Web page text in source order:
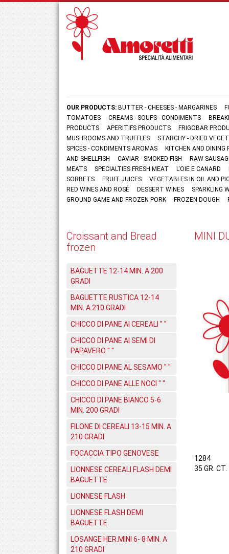
OUR PRODUCTS: BUTTER - CHEESES - MARGARINES
TOMATOES
CREAMS - SOUPS - CONDIMENTS
PRODUCTS
APERITIFS PRODUCTS
FRIGOBAR
MUSHROOMS AND TRUFFLES
STARCHY - DRIED
SPICES - CONDIMENTS AROMAS
KITCHEN AND
AND SHELLFISH
CAVIAR - SMOKED FISH
RAW
MEATS
SPECIALTIES FRESH MEAT L'OIE E CANARD
SORBETS
FRUIT JUICES
VEGETABLES IN OIL AND
RED WINES AND ROSÉ
DESSERT WINES
SPARKLING
GROUND GAME AND FROZEN PORK
FROZEN DOUGH
Croissant and Bread
frozen
BAGUETTE 12-14 MIN. A 200
GRADI
BAGUETTE RUSTICA 12-14
MIN. A 210 GRADI
CHICCO DI PANE AI CEREALI " "
CHICCO DI PANE AI SEMI DI
PAPAVERO " "
CHICCO DI PANE AL SESAMO " "
CHICCO DI PANE ALLE NOCI " "
CHICCO DI PANE BIANCO 5-6
MIN. 200 GRADI
FILONE DI CEREALI 13-15 MIN. A
210 GRADI
FOCACCIA TIPO GENOVESE
LIONNESE CEREALI FLASH DEMI
BAGUETTE
LIONNESE FLASH
LIONNESE FLASH DEMI
BAGUETTE
LOSANGE HER.MINI 6- 8 MIN. A
210 GRADI
MINI
1284
35 GR.